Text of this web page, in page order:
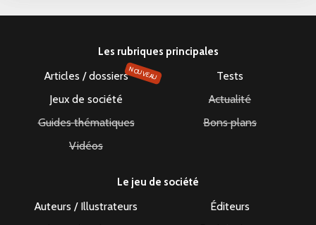
Les rubriques principales
Articles / dossiersNOUVEAU
Tests
Jeux de société
Actualité
Guides thématiques
Bons plans
Vidéos
Le jeu de société
Auteurs / Illustrateurs
Éditeurs